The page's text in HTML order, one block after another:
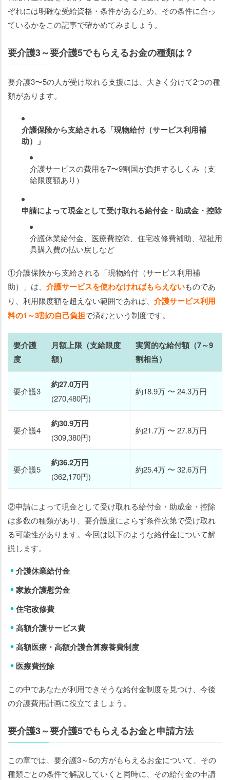
ぞれには明確な受給資格・条件があるため、その条件に合っ
ているかをこの記事で確かめてみましょう。
要介護3～要介護5でもらえるお金の種類は？
要介護3〜5の人が受け取れる支援には、大きく分けて2つの種
類があります。
介護保険から支給される「現物給付（サービス利用補
助）」
介護サービスの費用を7〜9割国が負担するしくみ（支
給限度額あり）
申請によって現金として受け取れる給付金・助成金・控除
介護休業給付金、医療費控除、住宅改修費補助、福祉用
具購入費の払い戻しなど
①介護保険から支給される「現物給付（サービス利用補
助）」は、 介護サービスを使わなければもらえないものであ
り、利用限度額を超えない範囲であれば、 介護サービス利用
料の1～3割の自己負担で済むという制度です。
要介護
度
月額上限（支給限度
額）
実質的な給付額（7～9
割相当）
要介護3
約27.0万円
(270,480円)
約18.9万 〜 24.3万円
要介護4
約30.9万円
(309,380円)
約21.7万 〜 27.8万円
要介護5
約36.2万円
(362,170円)
約25.4万 〜 32.6万円
②申請によって現金として受け取れる給付金・助成金・控除
は多数の種類があり、要介護度によらず条件次第で受け取れ
る可能性があります。今回は以下のような給付金について解
説します。
介護休業給付金
家族介護慰労金
住宅改修費
高額介護サービス費
高額医療・高額介護合算療養費制度
医療費控除
この中であなたが利用できそうな給付金制度を見つけ、今後
の介護費用計画に役立てましょう。
要介護3～要介護5でもらえるお金と申請方法
この章では、要介護3～5の方がもらえるお金について、その
種類ごとの条件で解説していくと同時に、その給付金の申請